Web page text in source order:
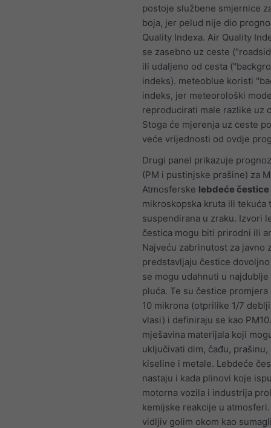
postoje službene smjernice
boja, jer pelud nije dio
Quality Indexa. Air Quality
se zasebno uz ceste
ili udaljeno od cesta
indeks). meteoblue koristi
indeks, jer meteorološki
reproducirati male razlike uz
Stoga će mjerenja uz ceste
veće vrijednosti od ovdje
Drugi panel prikazuje
(PM i pustinjske prašine) za
Atmosferske lebdeće čestice
mikroskopska kruta ili tekuća
suspendirana u zraku. Izvori
čestica mogu biti prirodni ili
Najveću zabrinutost za javno
predstavljaju čestice
se mogu udahnuti u
pluća. Te su čestice promjera
10 mikrona (otprilike 1/7
vlasi) i definiraju se kao
mješavina materijala koji
uključivati dim, čađu, prašinu,
kiseline i metale. Lebdeće
nastaju i kada plinovi koje
motorna vozila i industrija
kemijske reakcije u atmosferi.
vidljiv golim okom kao